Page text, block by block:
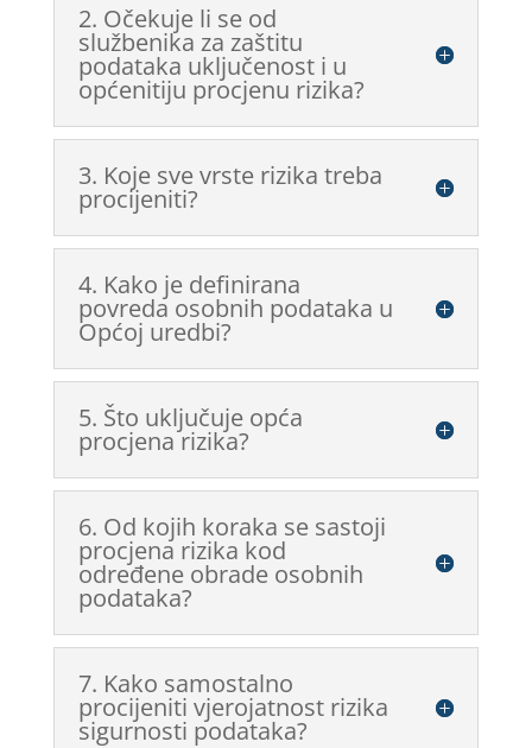
2. Očekuje li se od
službenika za zaštitu
podataka uključenost i u
općenitiju procjenu rizika?
3. Koje sve vrste rizika treba
procijeniti?
4. Kako je definirana
povreda osobnih podataka u
Općoj uredbi?
5. Što uključuje opća
procjena rizika?
6. Od kojih koraka se sastoji
procjena rizika kod
određene obrade osobnih
podataka?
7. Kako samostalno
procijeniti vjerojatnost rizika
sigurnosti podataka?